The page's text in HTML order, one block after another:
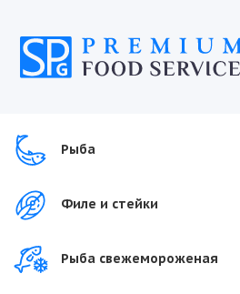
Рыба
Филе и стейки
Рыба свежемороженая